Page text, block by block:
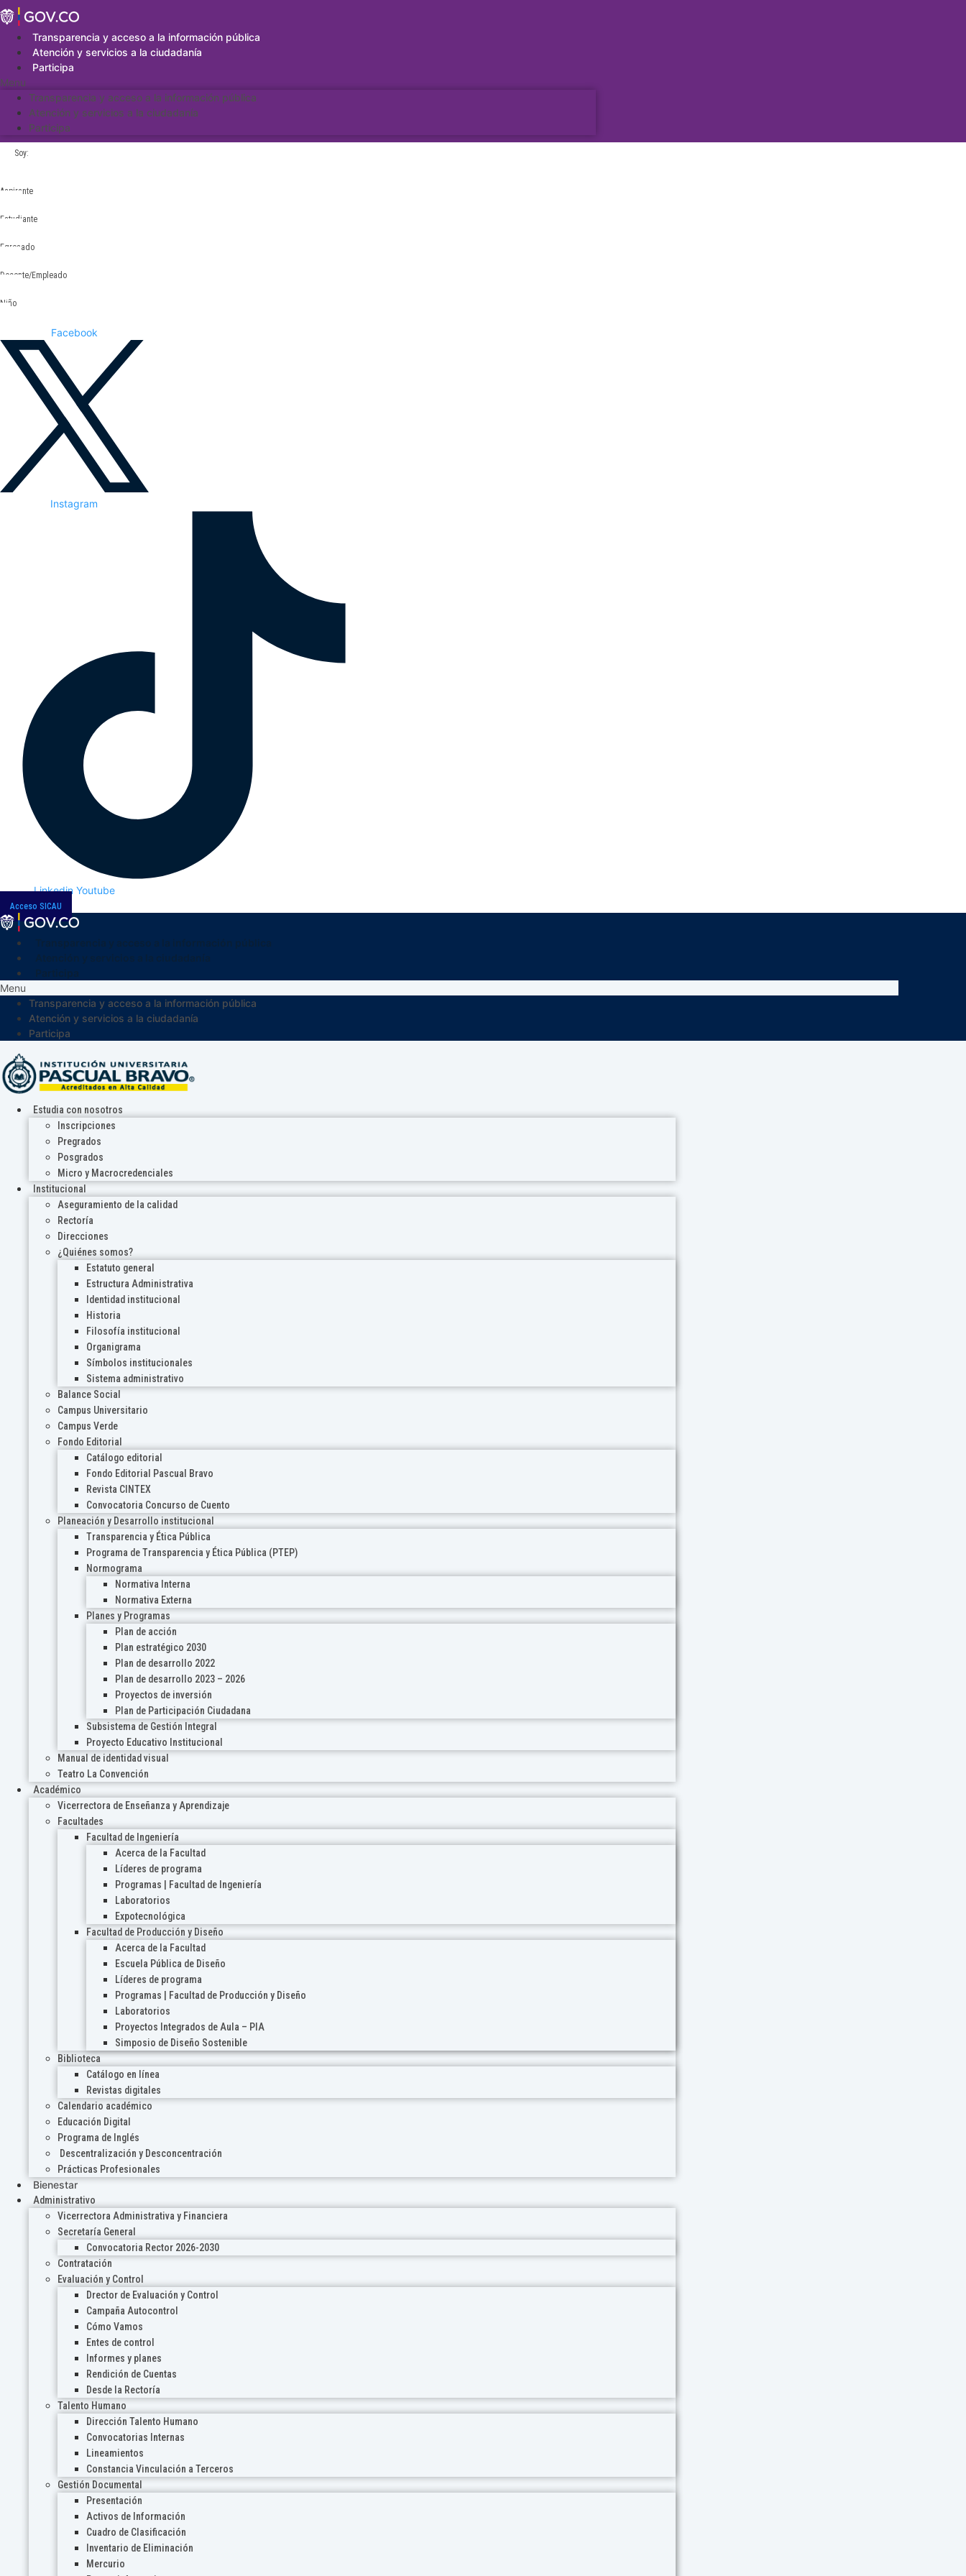
Saltar
al
contenidoTransparencia y acceso a la información pública
Atención y servicios a la ciudadanía
Participa
Menu
Transparencia y acceso a la información pública
Atención y servicios a la ciudadanía
Participa
Soy:
Aspirante
Estudiante
Egresado
Docente/Empleado
Niño
Facebook
Instagram
Linkedin Youtube
Acceso SICAU
Menu
Transparencia y acceso a la información pública
Atención y servicios a la ciudadanía
Participa
Estudia con nosotros
Inscripciones
Pregrados
Posgrados
Micro y Macrocredenciales
Institucional
Aseguramiento de la calidad
Rectoría
Direcciones
¿Quiénes somos?
Estatuto general
Estructura Administrativa
Identidad institucional
Historia
Filosofía institucional
Organigrama
Símbolos institucionales
Sistema administrativo
Balance Social
Campus Universitario
Campus Verde
Fondo Editorial
Catálogo editorial
Fondo Editorial Pascual Bravo
Revista CINTEX
Convocatoria Concurso de Cuento
Planeación y Desarrollo institucional
Transparencia y Ética Pública
Programa de Transparencia y Ética Pública (PTEP)
Normograma
Normativa Interna
Normativa Externa
Planes y Programas
Plan de acción
Plan estratégico 2030
Plan de desarrollo 2022
Plan de desarrollo 2023 – 2026
Proyectos de inversión
Plan de Participación Ciudadana
Subsistema de Gestión Integral
Proyecto Educativo Institucional
Manual de identidad visual
Teatro La Convención
Académico
Vicerrectora de Enseñanza y Aprendizaje
Facultades
Facultad de Ingeniería
Acerca de la Facultad
Líderes de programa
Programas | Facultad de Ingeniería
Laboratorios
Expotecnológica
Facultad de Producción y Diseño
Acerca de la Facultad
Escuela Pública de Diseño
Líderes de programa
Programas | Facultad de Producción y Diseño
Laboratorios
Proyectos Integrados de Aula – PIA
Simposio de Diseño Sostenible
Biblioteca
Catálogo en línea
Revistas digitales
Calendario académico
Educación Digital
Programa de Inglés
Descentralización y Desconcentración
Prácticas Profesionales
Bienestar
Administrativo
Vicerrectora Administrativa y Financiera
Secretaría General
Convocatoria Rector 2026-2030
Contratación
Evaluación y Control
Drector de Evaluación y Control
Campaña Autocontrol
Cómo Vamos
Entes de control
Informes y planes
Rendición de Cuentas
Desde la Rectoría
Talento Humano
Dirección Talento Humano
Convocatorias Internas
Lineamientos
Constancia Vinculación a Terceros
Gestión Documental
Presentación
Activos de Información
Cuadro de Clasificación
Inventario de Eliminación
Mercurio